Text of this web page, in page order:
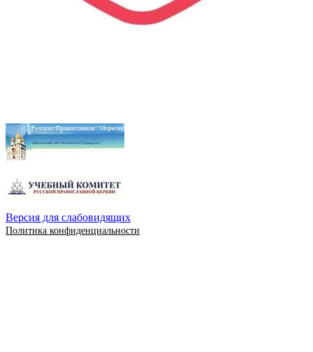
Версия для слабовидящих
Политика конфиденциальности